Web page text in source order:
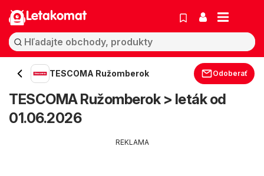
Letakomat
TESCOMA Ružomberok Odoberať
TESCOMA Ružomberok > leták od
01.06.2026
REKLAMA